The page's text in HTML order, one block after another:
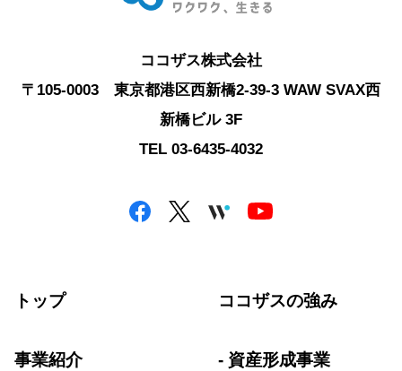
ココザス株式会社
〒105-0003 東京都港区西新橋2-39-3 WAW SVAX西
新橋ビル 3F
TEL 03-6435-4032
トップ ココザスの強み
事業紹介 資産形成事業